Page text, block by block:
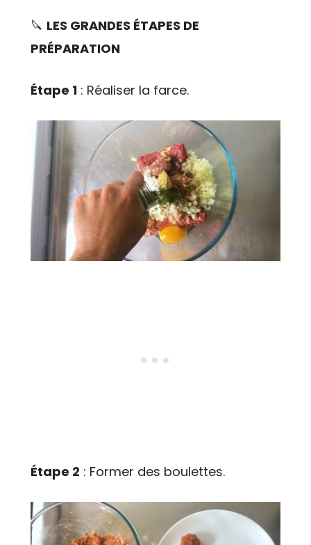
🔪 LES GRANDES ÉTAPES DE
PRÉPARATION
Étape 1 : Réaliser la farce.
Étape 2 : Former des boulettes.